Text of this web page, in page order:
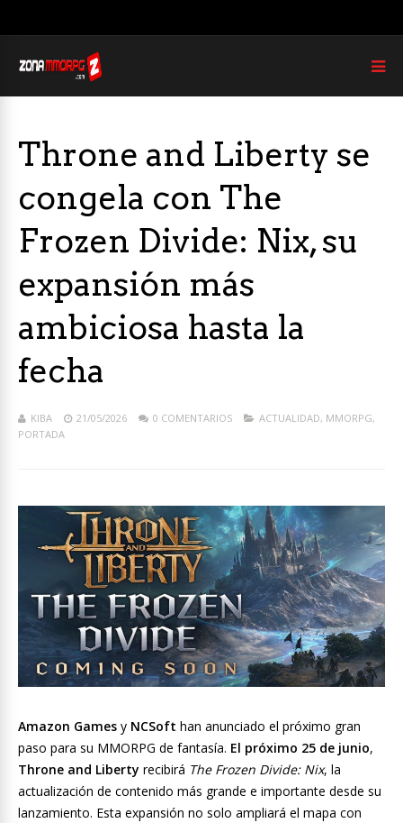
Throne and Liberty se
congela con The
Frozen Divide: Nix, su
expansión más
ambiciosa hasta la
fecha
KIBA 21/05/2026 0 COMENTARIOS ACTUALIDAD, MMORPG,
PORTADA
Amazon Games y NCSoft han anunciado el próximo gran
paso para su MMORPG de fantasía. El próximo 25 de junio,
Throne and Liberty recibirá The Frozen Divide: Nix, la
actualización de contenido más grande e importante desde su
lanzamiento. Esta expansión no solo ampliará el mapa con